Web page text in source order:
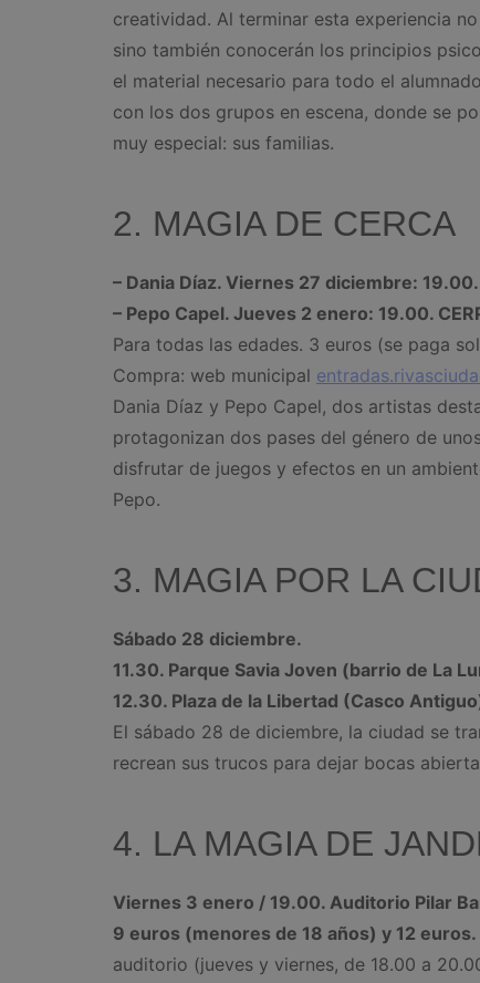
creatividad. Al terminar esta experiencia
sino también conocerán los principios
el material necesario para todo el
con los dos grupos en escena, donde se
muy especial: sus familias.
2. MAGIA DE CERCA
– Dania Díaz. Viernes 27 diciembre:
– Pepo Capel. Jueves 2 enero: 19.00.
Para todas las edades. 3 euros (se paga
Compra: web municipal
Dania Díaz y Pepo Capel, dos artistas
protagonizan dos pases del género de
disfrutar de juegos y efectos en un
Pepo.
3. MAGIA POR LA
Sábado 28 diciembre.
11.30. Parque Savia Joven (barrio de La
12.30. Plaza de la Libertad (Casco
El sábado 28 de diciembre, la ciudad se
recrean sus trucos para dejar bocas
4. LA MAGIA DE
Viernes 3 enero / 19.00. Auditorio Pilar
9 euros (menores de 18 años) y 12 euros.
auditorio (jueves y viernes, de 18.00 a